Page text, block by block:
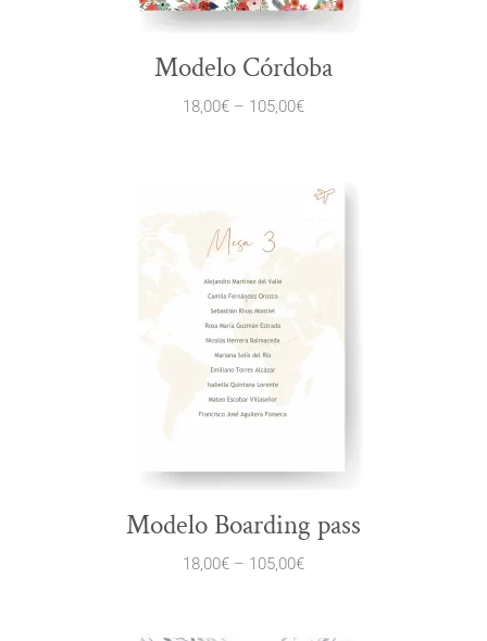
Modelo Córdoba
18,00€ – 105,00€
Modelo Boarding pass
18,00€ – 105,00€